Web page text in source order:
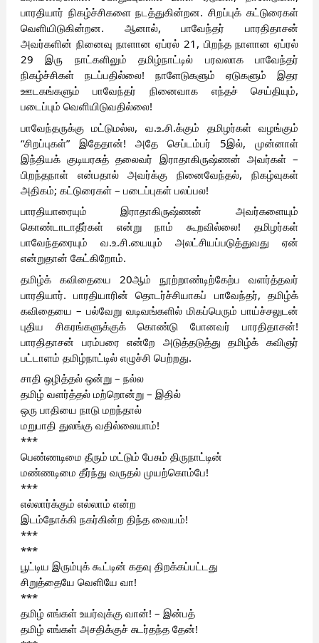
பாரதியார் நிகழ்ச்சிகளை நடத்துகின்றன. சிறப்புக் கட்டுரைகள்
வெளியிடுகின்றன. ஆனால், பாவேந்தர் பாரதிதாசன்
அவர்களின் நினைவு நாளான ஏப்ரல் 21, பிறந்த நாளான ஏப்ரல்
29 இரு நாட்களிலும் தமிழ்நாட்டில் பரவலாக பாவேந்தர்
நிகழ்ச்சிகள் நடப்பதில்லை! நாளேடுகளும் ஏடுகளும் இதர
ஊடகங்களும் பாவேந்தர் நினைவாக எந்தச் செய்தியும்,
படைப்பும் வெளியிடுவதில்லை!
பாவேந்தருக்கு மட்டுமல்ல, வ.உ.சி.க்கும் தமிழர்கள் வழங்கும்
“சிறப்புகள்” இதேதான்! அதே செப்டம்பர் 5இல், முன்னாள்
இந்தியக் குடியரசுத் தலைவர் இராதாகிருஷ்ணன் அவர்கள் –
பிறந்தநாள் என்பதால் அவர்க்கு நினைவேந்தல், நிகழ்வுகள்
அதிகம்; கட்டுரைகள் – படைப்புகள் பலப்பல!
பாரதியாரையும் இராதாகிருஷ்ணன் அவர்களையும்
கொண்டாடாதீர்கள் என்று நாம் கூறவில்லை! தமிழர்கள்
பாவேந்தரையும் வ.உ.சி.யையும் அலட்சியப்படுத்துவது ஏன்
என்றுதான் கேட்கிறோம்.
தமிழ்க் கவிதையை 20ஆம் நூற்றாண்டிற்கேற்ப வளர்த்தவர்
பாரதியார். பாரதியாரின் தொடர்ச்சியாகப் பாவேந்தர், தமிழ்க்
கவிதையை – பல்வேறு வடிவங்களில் மிகப்பெரும் பாய்ச்சலுடன்
புதிய சிகரங்களுக்குக் கொண்டு போனவர் பாரதிதாசன்!
பாரதிதாசன் பரம்பரை என்றே அடுத்தடுத்து தமிழ்க் கவிஞர்
பட்டாளம் தமிழ்நாட்டில் எழுச்சி பெற்றது.
சாதி ஒழித்தல் ஒன்று – நல்ல
தமிழ் வளர்த்தல் மற்றொன்று – இதில்
ஒரு பாதியை நாடு மறந்தால்
மறுபாதி துலங்கு வதில்லையாம்!
***
பெண்ணடிமை தீரும் மட்டும் பேசும் திருநாட்டின்
மண்ணடிமை தீர்ந்து வருதல் முயற்கொம்பே!
***
எல்லார்க்கும் எல்லாம் என்ற
இடம்நோக்கி நகர்கின்ற திந்த வையம்!
***
***
பூட்டிய இரும்புக் கூட்டின் கதவு திறக்கப்பட்டது
சிறுத்தையே வெளியே வா!
***
தமிழ் எங்கள் உயர்வுக்கு வான்! – இன்பத்
தமிழ் எங்கள் அசதிக்குச் சுடர்தந்த தேன்!